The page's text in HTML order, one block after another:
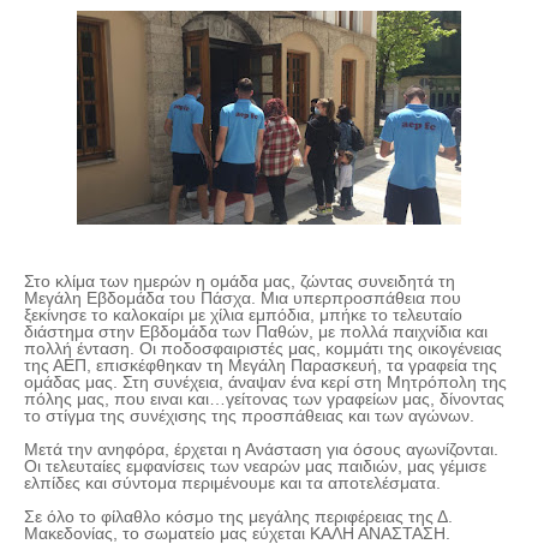
Στο κλίμα των ημερών η ομάδα μας, ζώντας συνειδητά τη
Μεγάλη Εβδομάδα του Πάσχα. Μια υπερπροσπάθεια που
ξεκίνησε το καλοκαίρι με χίλια εμπόδια, μπήκε το τελευταίο
διάστημα στην Εβδομάδα των Παθών, με πολλά παιχνίδια και
πολλή ένταση. Οι ποδοσφαιριστές μας, κομμάτι της οικογένειας
της ΑΕΠ, επισκέφθηκαν τη Μεγάλη Παρασκευή, τα γραφεία της
ομάδας μας. Στη συνέχεια, άναψαν ένα κερί στη Μητρόπολη της
πόλης μας, που ειναι και…γείτονας των γραφείων μας, δίνοντας
το στίγμα της συνέχισης της προσπάθειας και των αγώνων.
Μετά την ανηφόρα, έρχεται η Ανάσταση για όσους αγωνίζονται.
Οι τελευταίες εμφανίσεις των νεαρών μας παιδιών, μας γέμισε
ελπίδες και σύντομα περιμένουμε και τα αποτελέσματα.
Σε όλο το φίλαθλο κόσμο της μεγάλης περιφέρειας της Δ.
Μακεδονίας, το σωματείο μας εύχεται ΚΑΛΗ ΑΝΑΣΤΑΣΗ.